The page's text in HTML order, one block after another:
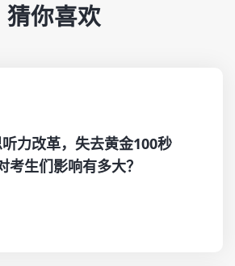
猜你喜欢
力改革，失去黄金100秒
考生们影响有多大？